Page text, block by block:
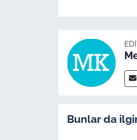
Bunlar da
Canlı Maç